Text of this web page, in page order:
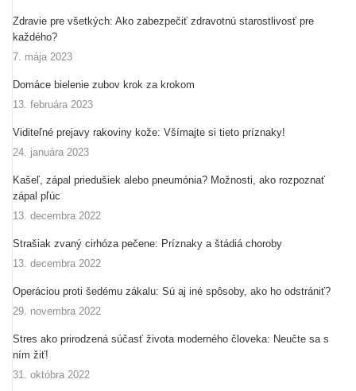
Zdravie pre všetkých: Ako zabezpečiť zdravotnú starostlivosť pre
každého?
7. mája 2023
Domáce bielenie zubov krok za krokom
13. februára 2023
Viditeľné prejavy rakoviny kože: Všímajte si tieto príznaky!
24. januára 2023
Kašeľ, zápal priedušiek alebo pneumónia? Možnosti, ako rozpoznať
zápal pľúc
13. decembra 2022
Strašiak zvaný cirhóza pečene: Príznaky a štádiá choroby
13. decembra 2022
Operáciou proti šedému zákalu: Sú aj iné spôsoby, ako ho odstrániť?
29. novembra 2022
Stres ako prirodzená súčasť života moderného človeka: Neučte sa s
ním žiť!
31. októbra 2022